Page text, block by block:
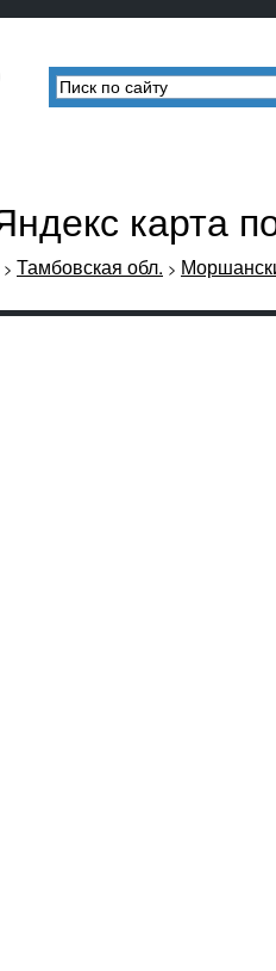
карта
> Тамбовская обл. >